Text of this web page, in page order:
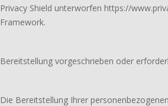
Privacy Shield unterworfen https://
Framework.
Bereitstellung vorgeschrieben oder
Die Bereitstellung Ihrer